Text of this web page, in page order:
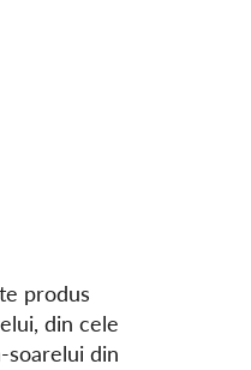
produs
din cele
soarelui din